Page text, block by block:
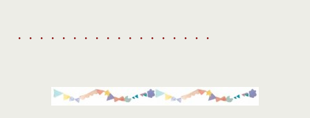
・・・・・・・・・・・・・・・・・・